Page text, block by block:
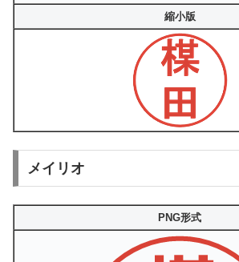
縮小版
メイリオ
PNG形式